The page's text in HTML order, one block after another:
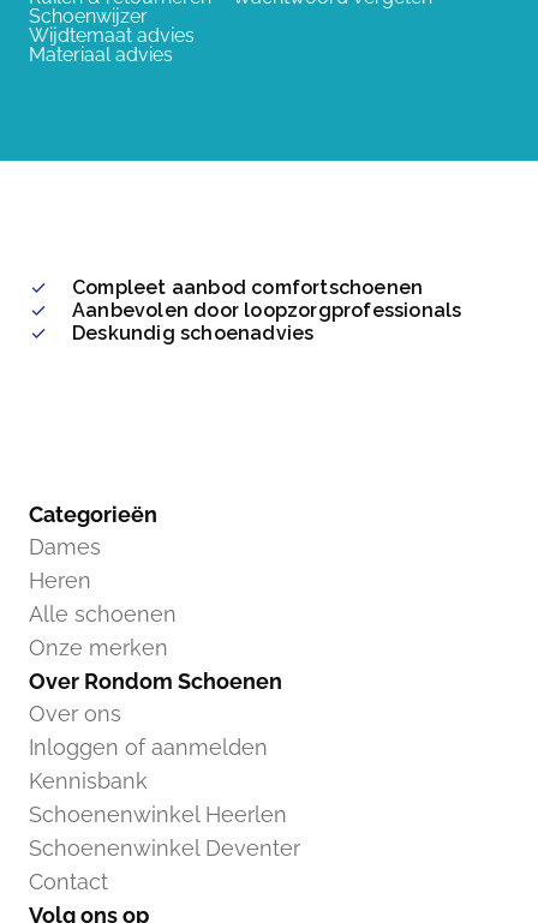
Schoenwijzer
Wijdtemaat advies
Materiaal advies
Compleet aanbod comfortschoenen
Aanbevolen door loopzorgprofessionals
Deskundig schoenadvies
Categorieën
Dames
Heren
Alle schoenen
Onze merken
Over Rondom Schoenen
Over ons
Inloggen of aanmelden
Kennisbank
Schoenenwinkel Heerlen
Schoenenwinkel Deventer
Contact
Volg ons op